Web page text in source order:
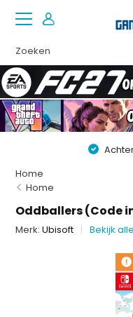
Home
Home
Oddballers (Code
Merk:Ubisoft Bekijk